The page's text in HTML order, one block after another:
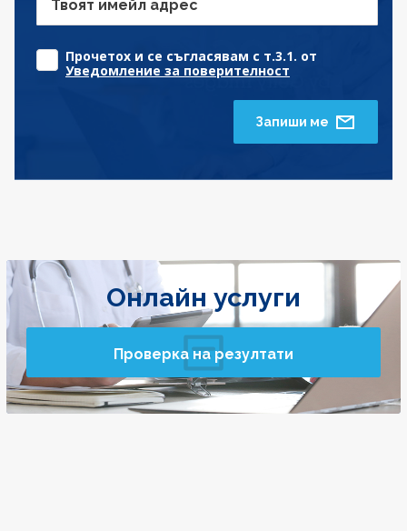
Твоят имейл адрес
Прочетох и се съгласявам с т.3.1. от
Уведомление за поверителност
Запиши ме
Онлайн услуги
Проверка на резултати